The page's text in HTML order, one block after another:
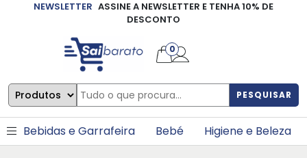
NEWSLETTER ASSINE A NEWSLETTER E TENHA 10% DE
DESCONTO
PESQUISAR
0
Bebidas e Garrafeira Bebé Higiene e Beleza